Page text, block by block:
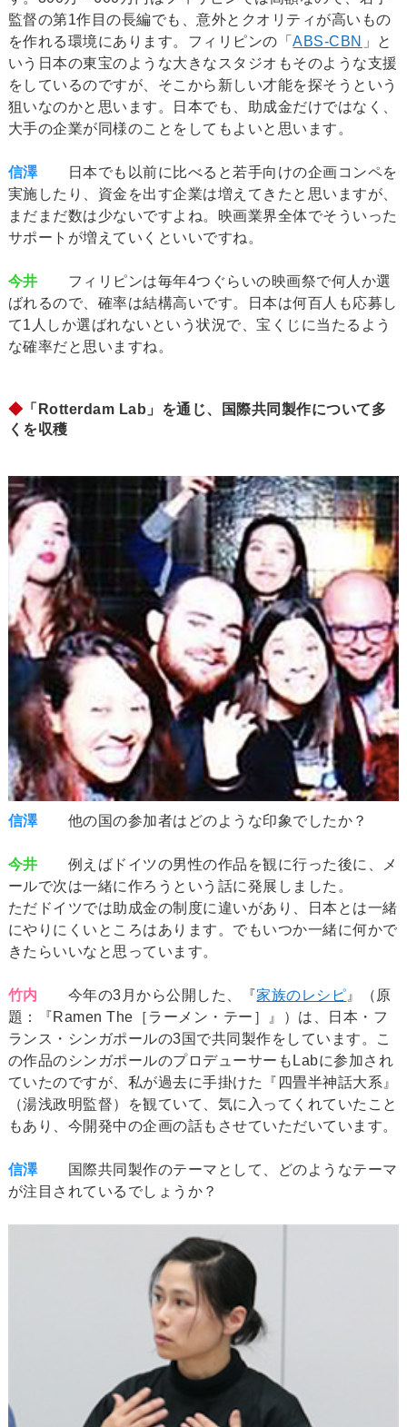
監督の第1作目の長編でも、意外とクオリティが高いもの
を作れる環境にあります。フィリピンの「ABS-CBN 」と
いう日本の東宝のような大きなスタジオもそのような支援
をしているのですが、そこから新しい才能を探そうという
狙いなのかと思います。日本でも、助成金だけではなく、
大手の企業が同様のことをしてもよいと思います。
信澤日本でも以前に比べると若手向けの企画コンペを
実施したり、資金を出す企業は増えてきたと思いますが、
まだまだ数は少ないですよね。映画業界全体でそういった
サポートが増えていくといいですね。
今井 フィリピンは毎年4つぐらいの映画祭で何人か選
ばれるので、確率は結構高いです。日本は何百人も応募し
て1人しか選ばれないという状況で、宝くじに当たるよう
な確率だと思いますね。
◆ 「Rotterdam Lab」を通じ、国際共同製作について多
くを収穫
信澤他の国の参加者はどのような印象でしたか？
今井 例えばドイツの男性の作品を観に行った後に、メ
ールで次は一緒に作ろうという話に発展しました。
ただドイツでは助成金の制度に違いがあり、日本とは一緒
にやりにくいところはあります。でもいつか一緒に何かで
きたらいいなと思っています。
竹内 今年の3月から公開した、『家族のレシピ 』（原
題：『Ramen The［ラーメン・テー］』）は、日本・フ
ランス・シンガポールの3国で共同製作をしています。こ
の作品のシンガポールのプロデューサーもLabに参加され
ていたのですが、私が過去に手掛けた『四畳半神話大系』
（湯浅政明監督）を観ていて、気に入ってくれていたこと
もあり、今開発中の企画の話もさせていただいています。
信澤国際共同製作のテーマとして、どのようなテーマ
が注目されているでしょうか？